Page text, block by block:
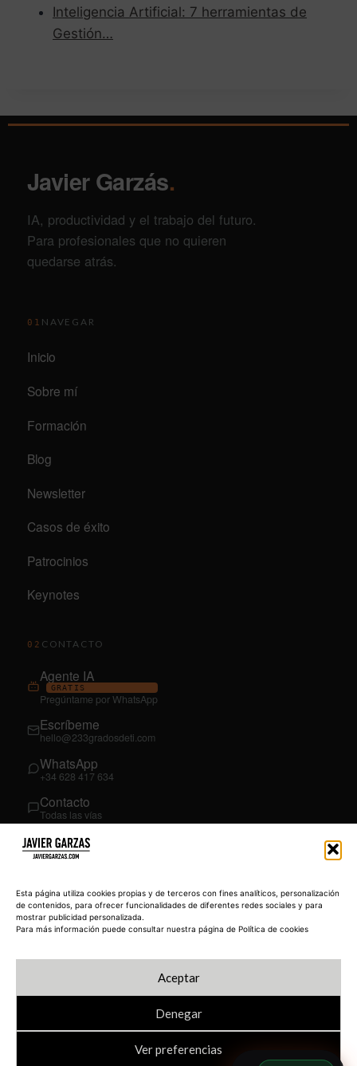
Esta página utiliza cookies propias y de terceros con fines analíticos, personalización
de contenidos, para ofrecer funcionalidades de diferentes redes sociales y para
mostrar publicidad personalizada.
Para más información puede consultar nuestra página de Política de cookies
Aceptar
Denegar
Ver preferencias
Inteligencia Artificial: 7 herramientas de
Gestión…
Javier Garzás.
IA, productividad y el trabajo del futuro.
Para profesionales que no quieren
quedarse atrás.
01 NAVEGAR
Inicio
Sobre mí
Formación
Blog
Newsletter
Casos de éxito
Patrocinios
Keynotes
02 CONTACTO
Agente IA
GRATIS
Pregúntame por WhatsApp
Escríbeme
hello@233gradosdeti.com
WhatsApp
+34 628 417 634
Contacto
Todas las vías
03SÍGUEME
YouTube
@JavierGarzas
LinkedIn
© 2026 JAVIERGARZAS.COM